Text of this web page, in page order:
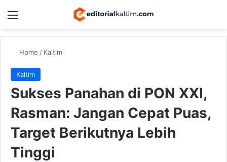
Menu
Home / Kaltim
Kaltim
Sukses Panahan di PON XXI,
Rasman: Jangan Cepat Puas,
Target Berikutnya Lebih
Tinggi